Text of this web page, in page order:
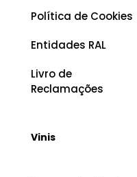
Política de Cookies
Entidades RAL
Livro de
Reclamações
Vinis